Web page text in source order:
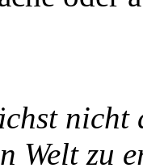
Welt zu